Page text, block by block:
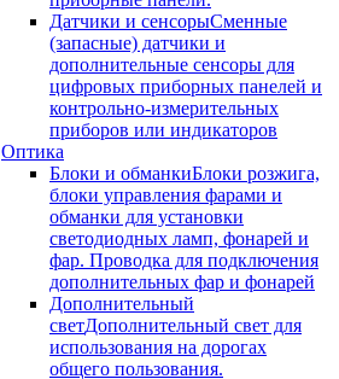
Датчики и сенсорыСменные
(запасные) датчики и
дополнительные сенсоры для
цифровых приборных панелей и
контрольно-измерительных
приборов или индикаторов
Оптика
Блоки и обманкиБлоки розжига,
блоки управления фарами и
обманки для установки
светодиодных ламп, фонарей и
фар. Проводка для подключения
дополнительных фар и фонарей
Дополнительный
светДополнительный свет для
использования на дорогах
общего пользования.